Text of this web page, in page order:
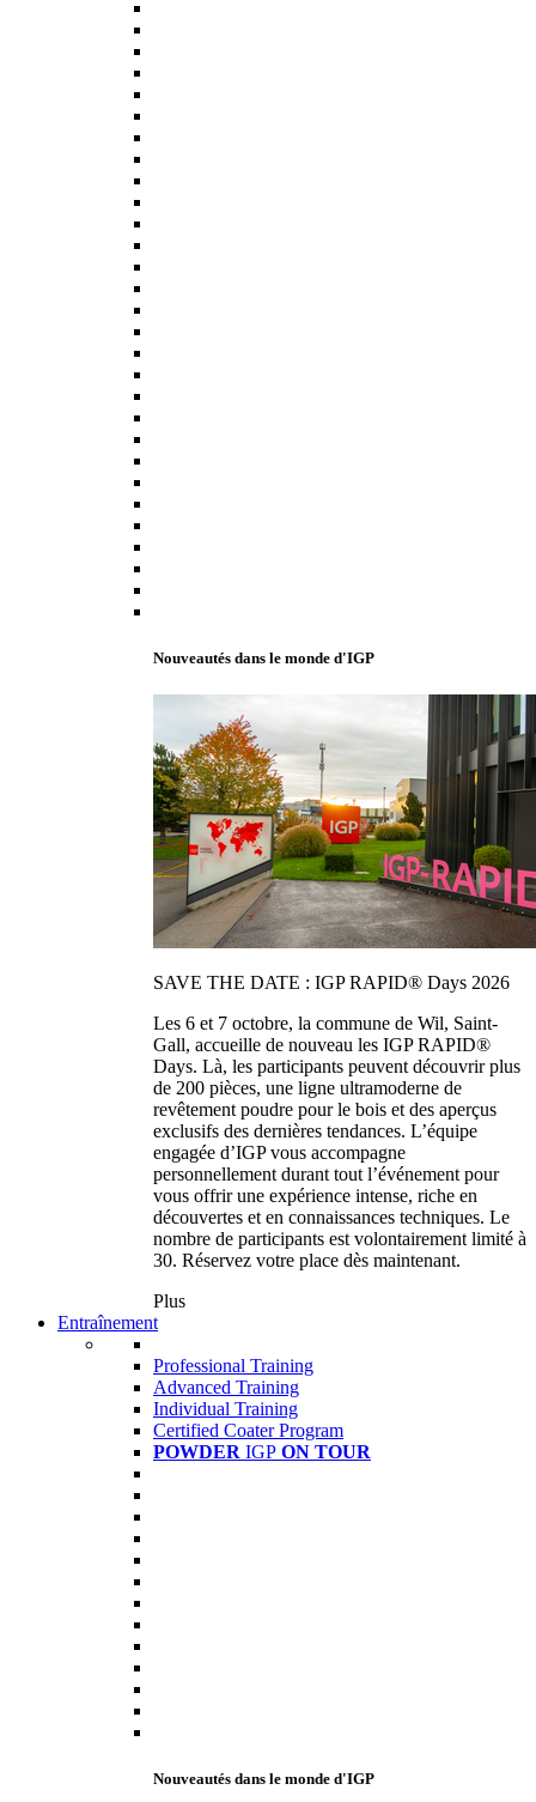
Nouveautés dans le monde d'IGP
SAVE THE DATE : IGP RAPID® Days 2026
Les 6 et 7 octobre, la commune de Wil, Saint-
Gall, accueille de nouveau les IGP RAPID®
Days. Là, les participants peuvent découvrir plus
de 200 pièces, une ligne ultramoderne de
revêtement poudre pour le bois et des aperçus
exclusifs des dernières tendances. L’équipe
engagée d’IGP vous accompagne
personnellement durant tout l’événement pour
vous offrir une expérience intense, riche en
découvertes et en connaissances techniques. Le
nombre de participants est volontairement limité à
30. Réservez votre place dès maintenant.
Plus
Entraînement
Professional Training
Advanced Training
Individual Training
Certified Coater Program
POWDER IGP ON TOUR
Nouveautés dans le monde d'IGP